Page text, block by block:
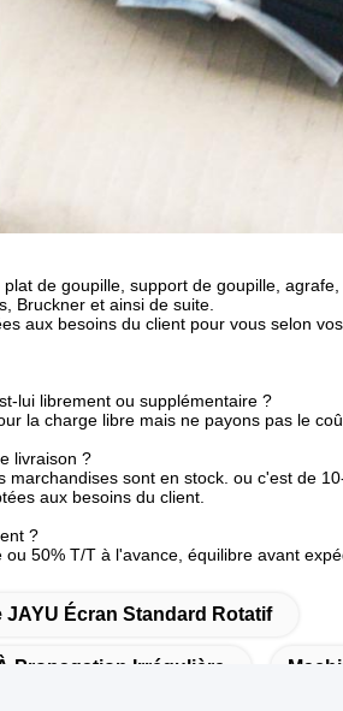
de goupille, support de goupille,
Bruckner et ainsi de suite.
aux besoins du client pour vous selon vos
lui librement ou supplémentaire ?
la charge libre mais ne payons pas le
livraison ?
sont en stock. ou c'est de
aux besoins du client.
?
50% T/T à l'avance, équilibre avant
JAYU Écran Standard Rotatif
Propagation Irrégulière